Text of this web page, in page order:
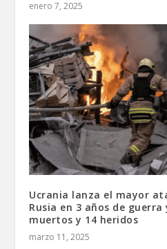
enero 7, 2025
Ucrania lanza el mayor
Rusia en 3 años de
muertos y 14 heridos
marzo 11, 2025